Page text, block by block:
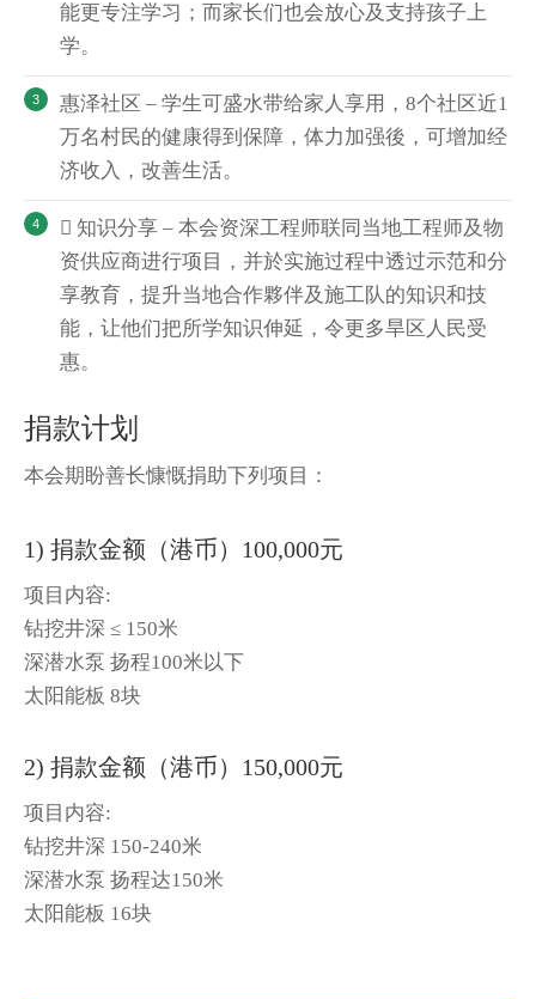
能更专注学习；而家长们也会放心及支持孩子上
学。
惠泽社区 – 学生可盛水带给家人享用，8个社区近1
万名村民的健康得到保障，体力加强後，可增加经
济收入，改善生活。
 知识分享 – 本会资深工程师联同当地工程师及物
资供应商进行项目，并於实施过程中透过示范和分
享教育，提升当地合作夥伴及施工队的知识和技
能，让他们把所学知识伸延，令更多旱区人民受
惠。
捐款计划
本会期盼善长慷慨捐助下列项目：
1) 捐款金额（港币）100,000元
项目内容:
钻挖井深 ≤ 150米
深潜水泵 扬程100米以下
太阳能板 8块
2) 捐款金额（港币）150,000元
项目内容:
钻挖井深 150-240米
深潜水泵 扬程达150米
太阳能板 16块